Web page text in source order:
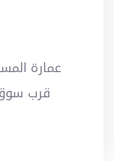
عمارة
قرب